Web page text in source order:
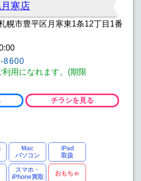
寒店
幌市豊平区月寒東1条12丁目1番
8600
用になれます。(期限
チラシを見る
Mac
パソコン
iPad
取扱
スマホ・
iPhone買取
おもちゃ